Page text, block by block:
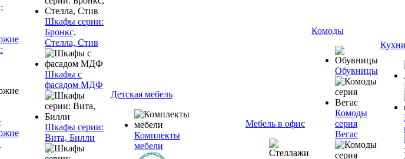
Шкафы серии:
Бронкс,
Стелла, Стив
Шкафы с
фасадом МДФ
Шкафы серии:
Вита, Билли
Детская мебель
Комплекты
мебели
Мебель в офис
Комоды
Обувницы
Комоды
серия
Вегас